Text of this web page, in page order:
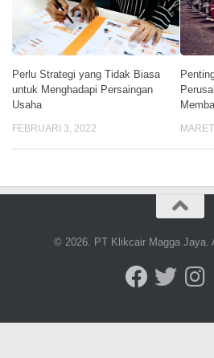
Perlu Strategi yang Tidak Biasa
untuk Menghadapi Persaingan
Usaha
FEBRUARI 3, 2022
© 2026. PT Klikcair Magga Jaya.